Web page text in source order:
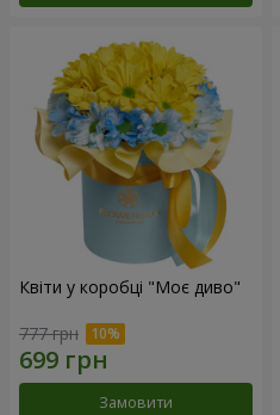
Квіти у коробці "Моє диво"
777 грн
Замовити